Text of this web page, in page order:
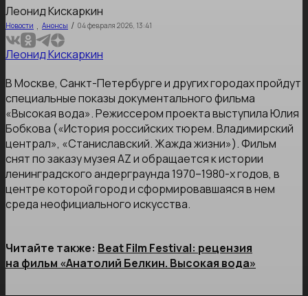
Леонид Кискаркин
Новости , Анонсы / 04 февраля 2026, 13:41
Леонид Кискаркин
В Москве, Санкт-Петербурге и других городах пройдут
специальные показы документального фильма
«Высокая вода». Режиссером проекта выступила Юлия
Бобкова («История российских тюрем. Владимирский
централ», «Станиславский. Жажда жизни»). Фильм
снят по заказу музея AZ и обращается к истории
ленинградского андерграунда 1970–1980-х годов, в
центре которой город и сформировавшаяся в нем
среда неофициального искусства.
Читайте также: Beat Film Festival: рецензия
на фильм «Анатолий Белкин. Высокая вода»